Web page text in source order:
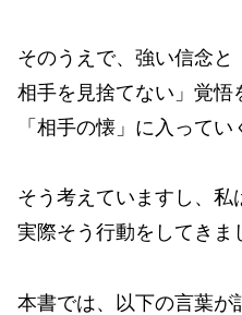
そのうえで、強い信念と
相手を見捨てない」覚悟
「相手の懐」に入ってい
そう考えていますし、私
実際そう行動をしてきま
本書では、以下の言葉が